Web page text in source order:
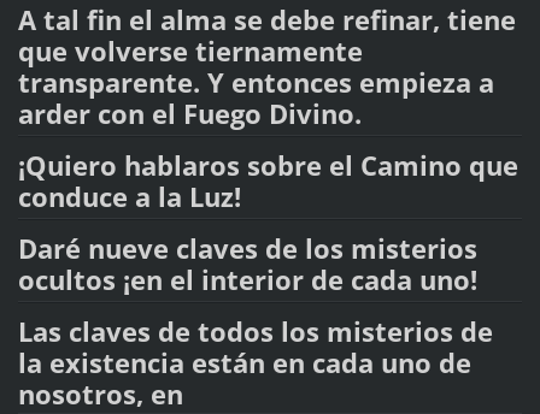
A tal fin el alma se debe refinar, tiene
que volverse tiernamente
transparente. Y entonces empieza a
arder con el Fuego Divino.
¡Quiero hablaros sobre el Camino que
conduce a la Luz!
Daré nueve claves de los misterios
ocultos ¡en el interior de cada uno!
Las claves de todos los misterios de
la existencia están en cada uno de
nosotros, en